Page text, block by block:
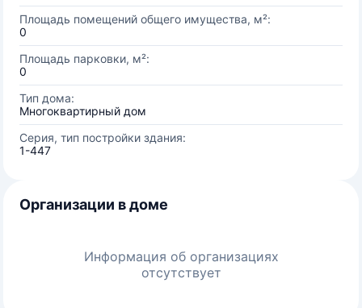
Площадь помещений общего имущества, м²:
0
Площадь парковки, м²:
0
Тип дома:
Многоквартирный дом
Серия, тип постройки здания:
1-447
Организации в доме
Информация об организациях
отсутствует